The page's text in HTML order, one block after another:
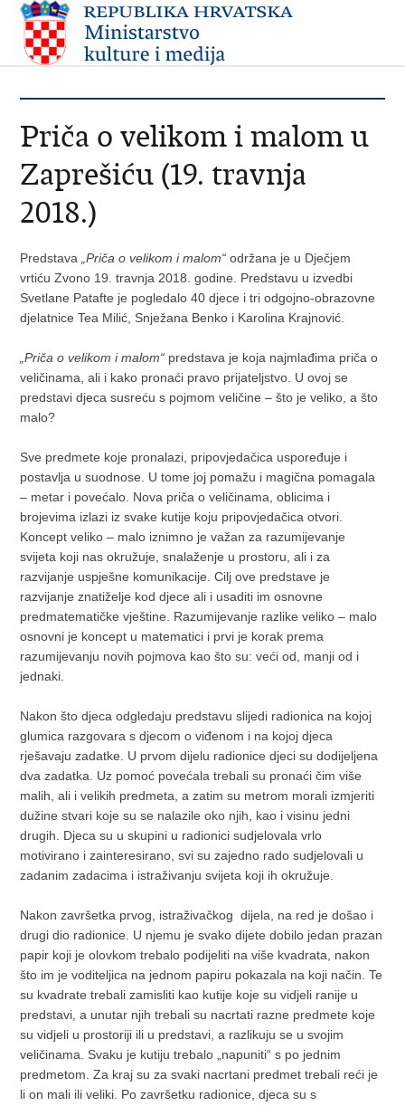
Priča o velikom i malom u
Zaprešiću (19. travnja
2018.)
Predstava „Priča o velikom i malom“ održana je u Dječjem
vrtiću Zvono 19. travnja 2018. godine. Predstavu u izvedbi
Svetlane Patafte je pogledalo 40 djece i tri odgojno-obrazovne
djelatnice Tea Milić, Snježana Benko i Karolina Krajnović.
„Priča o velikom i malom“ predstava je koja najmlađima priča o
veličinama, ali i kako pronaći pravo prijateljstvo. U ovoj se
predstavi djeca susreću s pojmom veličine – što je veliko, a što
malo?
Sve predmete koje pronalazi, pripovjedačica uspoređuje i
postavlja u suodnose. U tome joj pomažu i magična pomagala
– metar i povećalo. Nova priča o veličinama, oblicima i
brojevima izlazi iz svake kutije koju pripovjedačica otvori.
Koncept veliko – malo iznimno je važan za razumijevanje
svijeta koji nas okružuje, snalaženje u prostoru, ali i za
razvijanje uspješne komunikacije. Cilj ove predstave je
razvijanje znatiželje kod djece ali i usaditi im osnovne
predmatematičke vještine. Razumijevanje razlike veliko – malo
osnovni je koncept u matematici i prvi je korak prema
razumijevanju novih pojmova kao što su: veći od, manji od i
jednaki.
Nakon što djeca odgledaju predstavu slijedi radionica na kojoj
glumica razgovara s djecom o viđenom i na kojoj djeca
rješavaju zadatke. U prvom dijelu radionice djeci su dodijeljena
dva zadatka. Uz pomoć povećala trebali su pronaći čim više
malih, ali i velikih predmeta, a zatim su metrom morali izmjeriti
dužine stvari koje su se nalazile oko njih, kao i visinu jedni
drugih. Djeca su u skupini u radionici sudjelovala vrlo
motivirano i zainteresirano, svi su zajedno rado sudjelovali u
zadanim zadacima i istraživanju svijeta koji ih okružuje.
Nakon završetka prvog, istraživačkog dijela, na red je došao i
drugi dio radionice. U njemu je svako dijete dobilo jedan prazan
papir koji je olovkom trebalo podijeliti na više kvadrata, nakon
što im je voditeljica na jednom papiru pokazala na koji način. Te
su kvadrate trebali zamisliti kao kutije koje su vidjeli ranije u
predstavi, a unutar njih trebali su nacrtati razne predmete koje
su vidjeli u prostoriji ili u predstavi, a razlikuju se u svojim
veličinama. Svaku je kutiju trebalo „napuniti“ s po jednim
predmetom. Za kraj su za svaki nacrtani predmet trebali reći je
li on mali ili veliki. Po završetku radionice, djeca su s